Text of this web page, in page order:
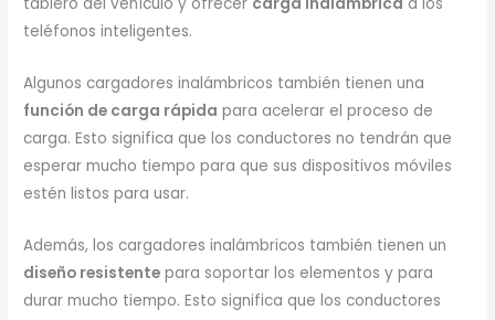
teléfonos inteligentes.
Algunos cargadores inalámbricos también tienen una
función de carga rápida para acelerar el proceso de
carga. Esto significa que los conductores no tendrán que
esperar mucho tiempo para que sus dispositivos móviles
estén listos para usar.
Además, los cargadores inalámbricos también tienen un
diseño resistente para soportar los elementos y para
durar mucho tiempo. Esto significa que los conductores